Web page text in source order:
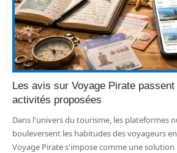
Les avis sur Voyage Pirate
activités proposées
Dans l'univers du tourisme, les plateformes
bouleversent les habitudes des voyageurs
Voyage Pirate s'impose comme une